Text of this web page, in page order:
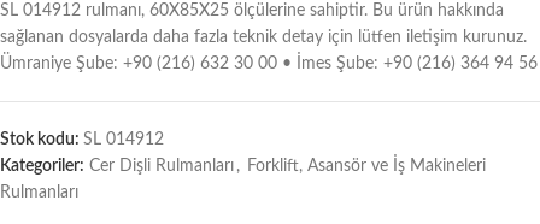
SL 014912 rulmanı, 60X85X25 ölçülerine sahiptir. Bu ürün hakkında
sağlanan dosyalarda daha fazla teknik detay için lütfen iletişim kurunuz.
Ümraniye Şube: +90 (216) 632 30 00 • İmes Şube: +90 (216) 364 94 56
Stok kodu: SL 014912
Kategoriler: Cer Dişli Rulmanları , Forklift, Asansör ve İş Makineleri
Rulmanları